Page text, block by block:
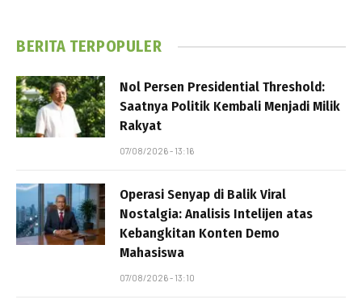
BERITA TERPOPULER
Nol Persen Presidential Threshold:
Saatnya Politik Kembali Menjadi Milik
Rakyat
07/08/2026 - 13:16
Operasi Senyap di Balik Viral
Nostalgia: Analisis Intelijen atas
Kebangkitan Konten Demo
Mahasiswa
07/08/2026 - 13:10